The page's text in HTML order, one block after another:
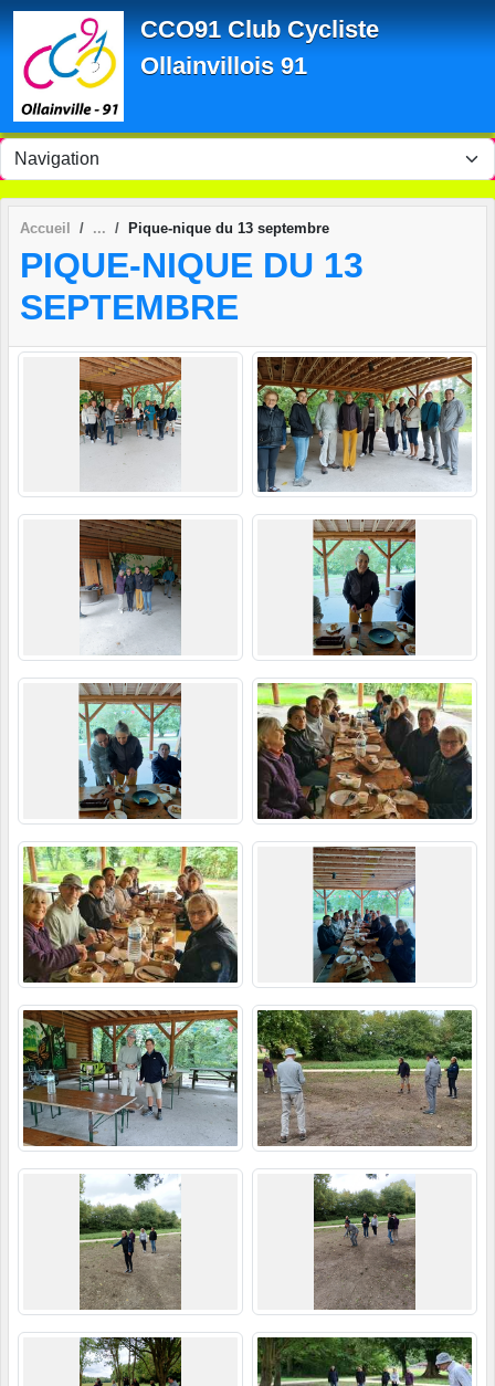
CCO91 Club Cycliste
Ollainvillois 91
Accueil Pique-nique du 13 septembre
PIQUE-NIQUE DU 13
SEPTEMBRE
Panneau de gestion des cookies